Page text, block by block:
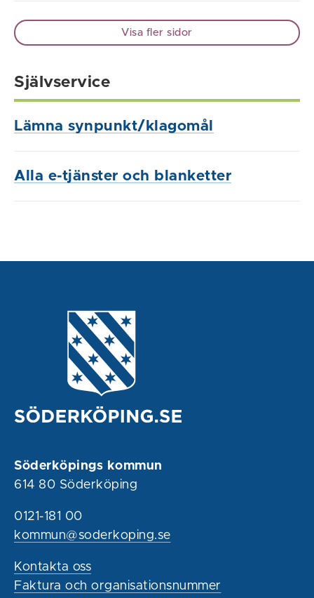
Visa fler sidor
Självservice
Lämna synpunkt/klagomål
Alla e-tjänster och blanketter
Söderköpings kommun
614 80 Söderköping
0121-181 00
kommun@soderkoping.se
Kontakta oss
Faktura och organisationsnummer